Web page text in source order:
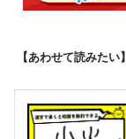
【あわせて読みたい】